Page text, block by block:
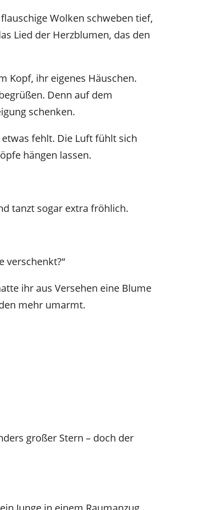
Wolken schweben tief,
Lied der Herzblumen, das den
Kopf, ihr eigenes Häuschen.
Denn auf dem
schenken.
fehlt. Die Luft fühlt sich
hängen lassen.
tanzt sogar extra fröhlich.
verschenkt?“
ihr aus Versehen eine Blume
mehr umarmt.
großer Stern – doch der